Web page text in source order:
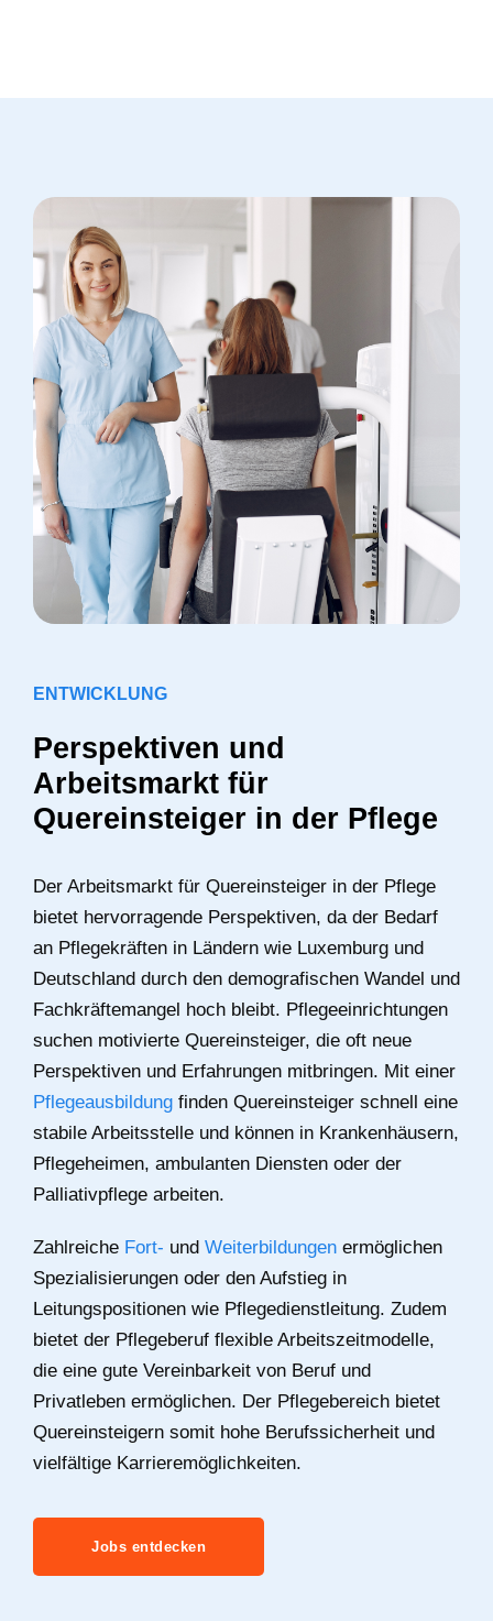
ENTWICKLUNG
Perspektiven und
Arbeitsmarkt für
Quereinsteiger in der Pflege
Der Arbeitsmarkt für Quereinsteiger in der Pflege
bietet hervorragende Perspektiven, da der Bedarf
an Pflegekräften in Ländern wie Luxemburg und
Deutschland durch den demografischen Wandel und
Fachkräftemangel hoch bleibt. Pflegeeinrichtungen
suchen motivierte Quereinsteiger, die oft neue
Perspektiven und Erfahrungen mitbringen. Mit einer
Pflegeausbildung finden Quereinsteiger schnell eine
stabile Arbeitsstelle und können in Krankenhäusern,
Pflegeheimen, ambulanten Diensten oder der
Palliativpflege arbeiten.
Zahlreiche Fort- und Weiterbildungen ermöglichen
Spezialisierungen oder den Aufstieg in
Leitungspositionen wie Pflegedienstleitung. Zudem
bietet der Pflegeberuf flexible Arbeitszeitmodelle,
die eine gute Vereinbarkeit von Beruf und
Privatleben ermöglichen. Der Pflegebereich bietet
Quereinsteigern somit hohe Berufssicherheit und
vielfältige Karrieremöglichkeiten.
Jobs entdecken